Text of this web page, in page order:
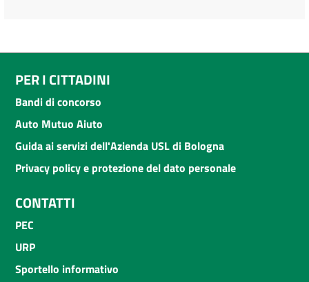
PER I CITTADINI
Bandi di concorso
Auto Mutuo Aiuto
Guida ai servizi dell'Azienda USL di Bologna
Privacy policy e protezione del dato personale
CONTATTI
PEC
URP
Sportello informativo